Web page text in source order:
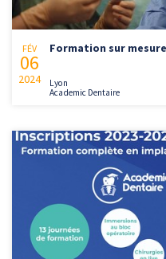
FÉV
06
2024
Formation sur
Lyon
Academic Dentaire